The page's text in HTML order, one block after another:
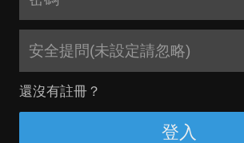
安全提問(未設定請忽略)
還沒有註冊？
登入